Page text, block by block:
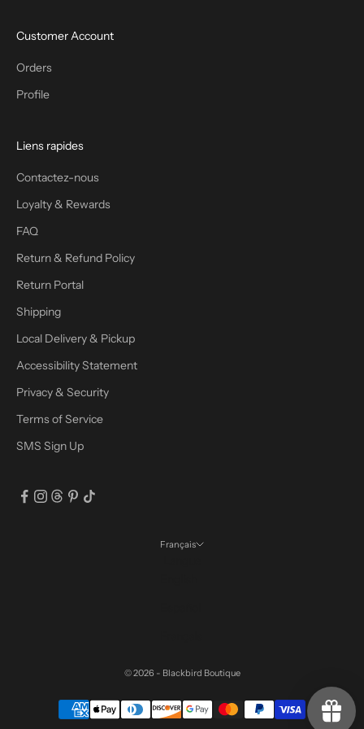
Customer Account
Orders
Profile
Liens rapides
Contactez-nous
Loyalty & Rewards
FAQ
Return & Refund Policy
Return Portal
Shipping
Local Delivery & Pickup
Accessibility Statement
Privacy & Security
Terms of Service
SMS Sign Up
Français
© 2026 - Blackbird Boutique